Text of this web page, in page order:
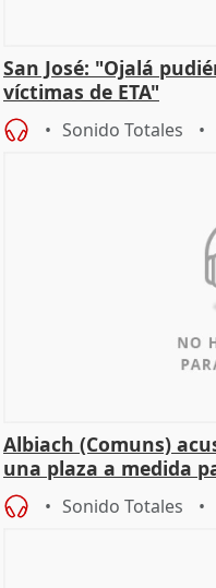
San José: "Ojalá
víctimas de ETA"
Sonido Totales
Albiach (Comuns)
una plaza a medida
Sonido Totales